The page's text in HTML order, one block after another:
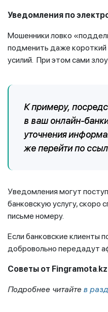
Уведомления по
Мошенники ловко
подменить даже короткий
усилий. При этом сами
К примеру,
в ваш онлайн-
уточнения
же перейти по
Уведомления могут
банковскую услугу, скоро
письме номеру.
Если банковские клиенты
добровольно передадут
Советы от Fingramota.kz
Подробнее читайте в